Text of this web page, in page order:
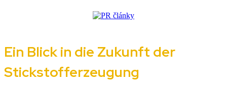
Ein Blick in die Zukunft der
Stickstofferzeugung